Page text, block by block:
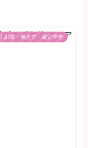
副業・働き方・確定申告